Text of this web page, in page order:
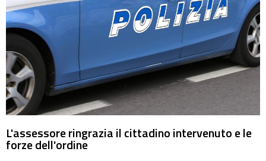
L'assessore ringrazia il cittadino intervenuto e le
forze dell'ordine